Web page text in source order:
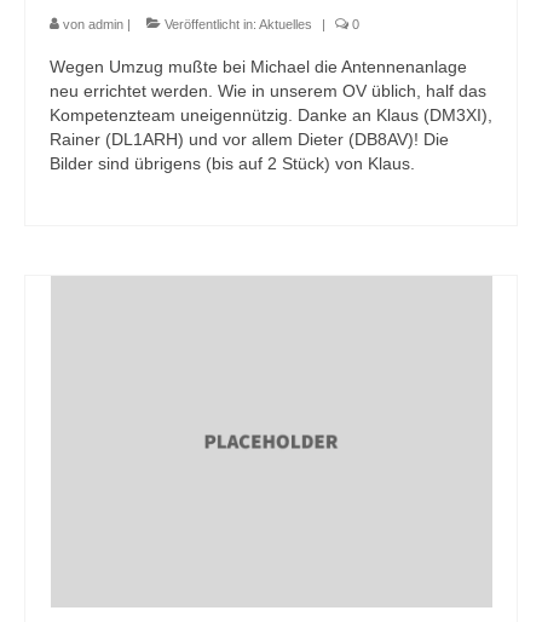
von admin | Veröffentlicht in: Aktuelles | 0
Wegen Umzug mußte bei Michael die Antennenanlage
neu errichtet werden. Wie in unserem OV üblich, half das
Kompetenzteam uneigennützig. Danke an Klaus (DM3XI),
Rainer (DL1ARH) und vor allem Dieter (DB8AV)! Die
Bilder sind übrigens (bis auf 2 Stück) von Klaus.